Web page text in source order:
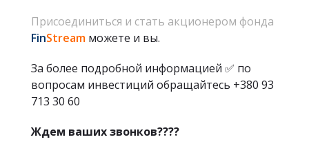
Присоединиться и стать акционером фонда
FinStream можете и вы.
За более подробной информацией ✅ по
вопросам инвестиций обращайтесь +380 93
713 30 60
Ждем ваших звонков????